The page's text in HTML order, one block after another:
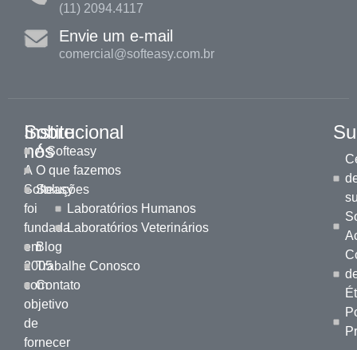
(11) 2094.4117
Envie um e-mail
comercial@softeasy.com.br
Sobre
nós
A
Softeasy
foi
fundada
em
2005
com
objetivo
de
fornecer
Institucional
A Softeasy
O que fazemos
Soluções
Laboratórios Humanos
Laboratórios Veterinários
Blog
Trabalhe Conosco
Contato